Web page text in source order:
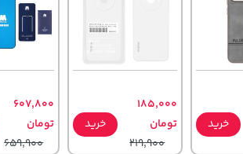
خرید
185,000
تومان
219,900
خرید
607,800
تومان
659,900